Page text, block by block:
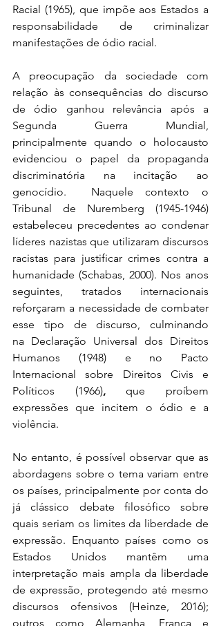
Racial (1965), que impõe aos Estados a
responsabilidade de criminalizar
manifestações de ódio racial.
A preocupação da sociedade com
relação às consequências do discurso
de ódio ganhou relevância após a
Segunda Guerra Mundial,
principalmente quando o holocausto
evidenciou o papel da propaganda
discriminatória na incitação ao
genocídio.  Naquele contexto o
Tribunal de Nuremberg (1945-1946)
estabeleceu precedentes ao condenar
líderes nazistas que utilizaram discursos
racistas para justificar crimes contra a
humanidade (Schabas, 2000). Nos anos
seguintes, tratados internacionais
reforçaram a necessidade de combater
esse tipo de discurso, culminando
na Declaração Universal dos Direitos
Humanos (1948)
e no
Pacto
Internacional sobre Direitos Civis e
Políticos (1966), que proíbem
expressões que incitem o ódio e a
violência.
No entanto, é possível observar que as
abordagens sobre o tema variam entre
os países, principalmente por conta do
já clássico debate filosófico sobre
quais seriam os limites da liberdade de
expressão. Enquanto países como os
Estados Unidos mantêm uma
interpretação mais ampla da liberdade
de expressão, protegendo até mesmo
discursos ofensivos (Heinze, 2016);
outros como Alemanha, França e